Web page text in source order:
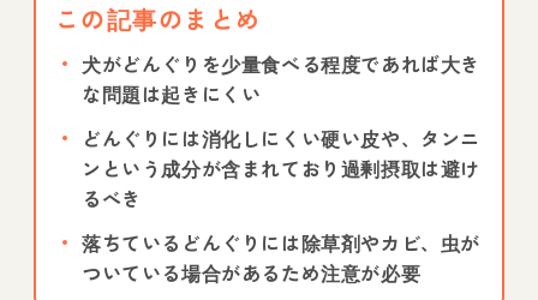
この記事のまとめ
犬がどんぐりを少量食べる程度であれば大き
な問題は起きにくい
どんぐりには消化しにくい硬い皮や、タンニ
ンという成分が含まれており過剰摂取は避け
るべき
落ちているどんぐりには除草剤やカビ、虫が
ついている場合があるため注意が必要